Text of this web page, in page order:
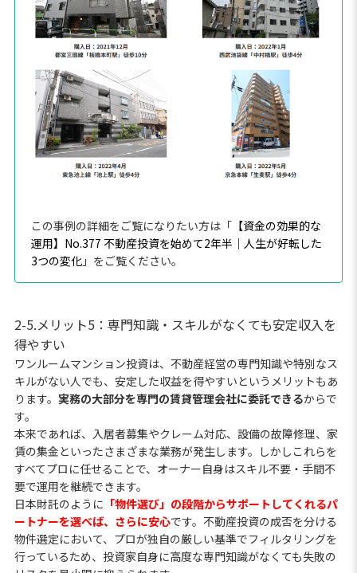
この事例の詳細をご覧になりたい方は「【資金の効果的な
運用】No.377 不動産投資を始めて2年半｜人生が好転した
3つの変化」をご覧ください。
2-5.メリット5：専門知識・スキルがなくても安定収入を
得やすい
ワンルームマンション投資は、不動産経営の専門知識や特別なス
キルがない人でも、安定した収益を得やすいというメリットもあ
ります。 実務の大部分を専門の賃貸管理会社に委託できるからで
す。
本来であれば、入居者募集やクレーム対応、設備の故障修理、家
賃の集金といったさまざまな業務が発生します。しかしこれらを
すべてプロに任せることで、オーナー自身はスキル不要・手間不
要で運用を継続できます。
日本財託のように 「物件選び」の段階からサポートしてくれるパ
ートナーを選べば、さらに安心です。不動産投資の成否を分ける
物件選定において、プロが独自の厳しい基準でフィルタリングを
行っているため、投資家自身に高度な専門知識がなくても失敗の